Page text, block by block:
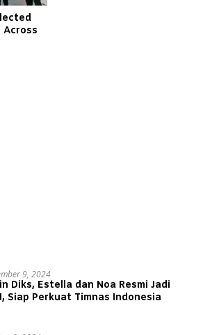
Across
9, 2024
Diks, Estella dan Noa Resmi Jadi
Siap Perkuat Timnas Indonesia